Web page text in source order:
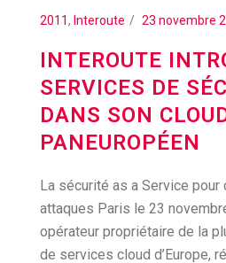
2011, Interoute 23 novembre
INTEROUTE
SERVICES DE
DANS SON
PANEUROPÉEN
La sécurité as a Service
attaques Paris le 23
opérateur propriétaire de la
de services cloud d’Europe,